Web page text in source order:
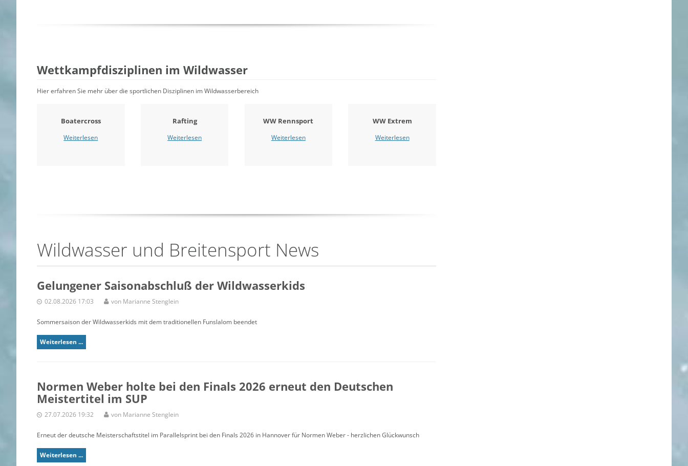
Wettkampfdisziplinen im Wildwasser
Hier erfahren Sie mehr über die sportlichen Disziplinen im Wildwasserbereich
Boatercross
Weiterlesen
Rafting
Weiterlesen
WW Rennsport
Weiterlesen
WW Extrem
Weiterlesen
Wildwasser und Breitensport News
Gelungener Saisonabschluß der Wildwasserkids
02.08.2026 17:03 von Marianne Stenglein
Sommersaison der Wildwasserkids mit dem traditionellen Funslalom beendet
Weiterlesen ...
Normen Weber holte bei den Finals 2026 erneut den Deutschen
Meistertitel im SUP
27.07.2026 19:32 von Marianne Stenglein
Erneut der deutsche Meisterschaftstitel im Parallelsprint bei den Finals 2026 in Hannover für Normen Weber - herzlichen Glückwunsch
Weiterlesen ...